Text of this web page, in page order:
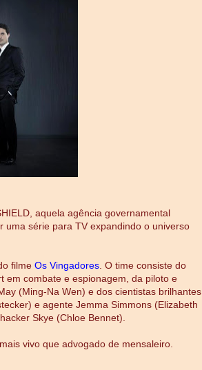
aquela agência governamental
uma série para TV expandindo o universo
filme Os Vingadores . O time consiste do
em combate e espionagem, da piloto e
(Ming-Na Wen) e dos cientistas brilhantes
e agente Jemma Simmons (Elizabeth
Skye (Chloe Bennet).
vivo que advogado de mensaleiro.